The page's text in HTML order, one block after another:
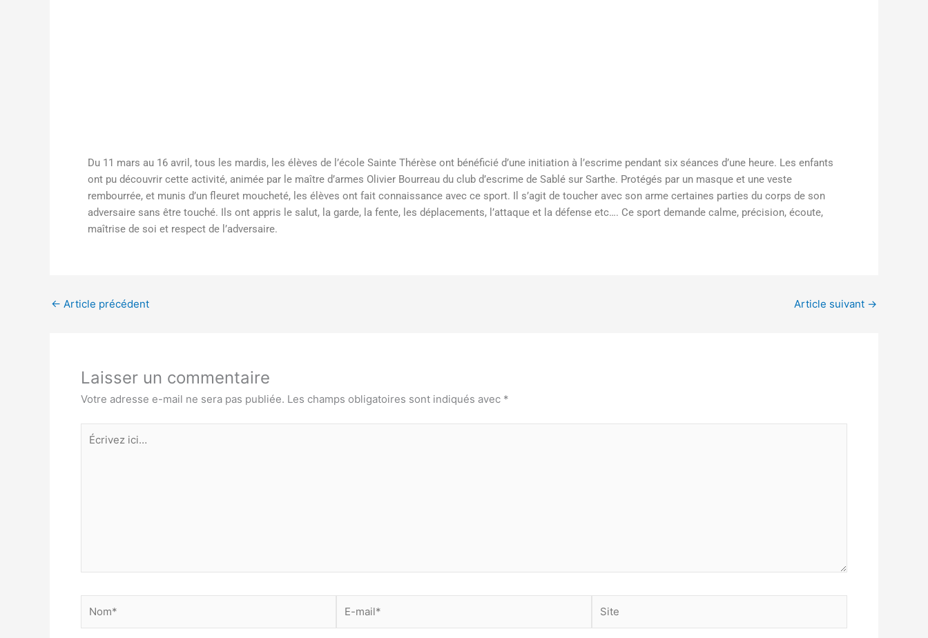
Du 11 mars au 16 avril, tous les mardis, les élèves de l’école Sainte Thérèse ont bénéficié d’une initiation à l’escrime pendant six séances d’une heure. Les enfants
ont pu découvrir cette activité, animée par le maître d’armes Olivier Bourreau du club d’escrime de Sablé sur Sarthe. Protégés par un masque et une veste
rembourrée, et munis d’un fleuret moucheté, les élèves ont fait connaissance avec ce sport. Il s’agit de toucher avec son arme certaines parties du corps de son
adversaire sans être touché. Ils ont appris le salut, la garde, la fente, les déplacements, l’attaque et la défense etc…. Ce sport demande calme, précision, écoute,
maîtrise de soi et respect de l’adversaire.
← Article précédent Article suivant →
Laisser un commentaire
Votre adresse e-mail ne sera pas publiée. Les champs obligatoires sont indiqués avec *
Écrivez
ici…
mail*